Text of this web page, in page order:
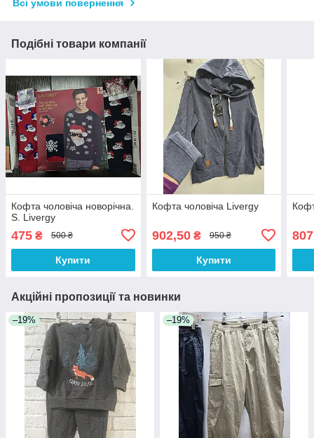
Всі умови повернення
Подібні товари компанії
Кофта чоловіча новорічна.
S. Livergy
475 ₴ 500 ₴
Купити
Кофта чоловіча Livergy
902,50₴ 950 ₴
Купити
Акційні пропозиції та новинки
–19% –19%